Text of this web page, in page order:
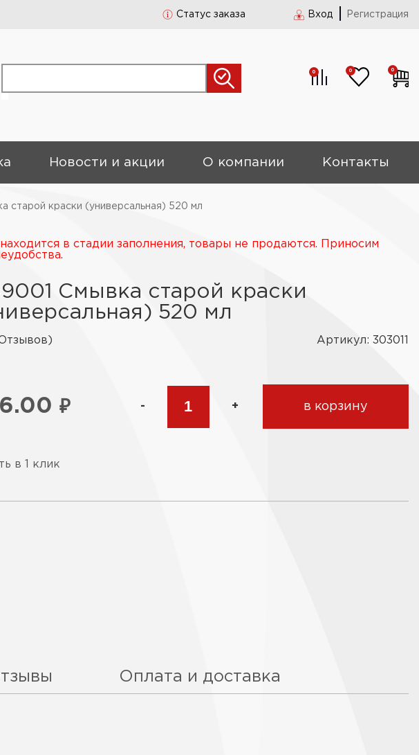
Статус заказа Вход Регистрация
0 0 0
Новости и акции О компании Контакты
старой краски (универсальная) 520 мл
в стадии заполнения, товары не продаются. Приносим
Смывка старой краски
520 мл
Артикул: 303011
₽ - + в корзину
в 1 клик
Оплата и доставка